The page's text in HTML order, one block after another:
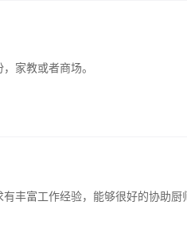
家教或者商场。
丰富工作经验，能够很好的协助